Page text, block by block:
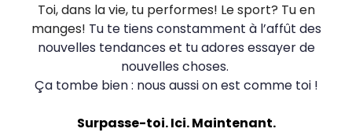
Toi, dans la vie, tu performes! Le sport? Tu en
manges! Tu te tiens constamment à l’affût des
nouvelles tendances et tu adores essayer de
nouvelles choses.
Ça tombe bien : nous aussi on est comme toi !
Surpasse-toi. Ici. Maintenant.